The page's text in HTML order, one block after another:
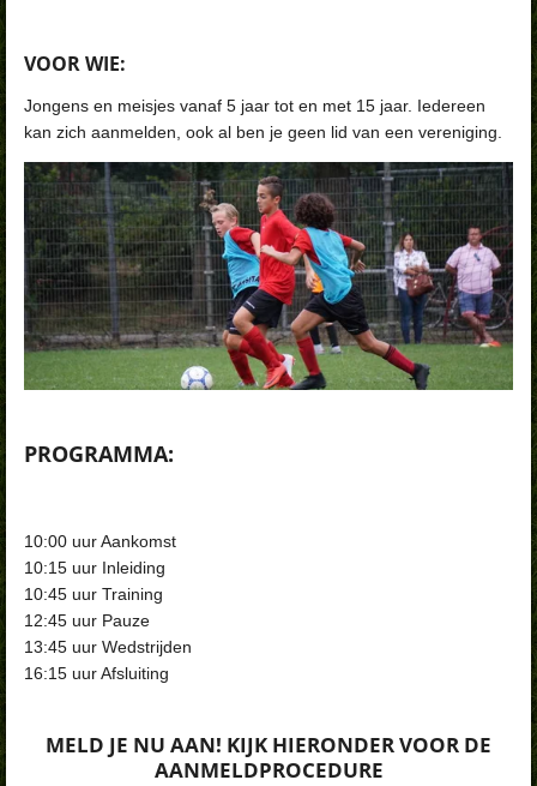
VOOR WIE:
Jongens en meisjes vanaf 5 jaar tot en met 15 jaar. Iedereen
kan zich aanmelden, ook al ben je geen lid van een vereniging.
PROGRAMMA:
10:00 uur Aankomst
10:15 uur Inleiding
10:45 uur Training
12:45 uur Pauze
13:45 uur Wedstrijden
16:15 uur Afsluiting
MELD JE NU AAN! KIJK HIERONDER VOOR DE
AANMELDPROCEDURE